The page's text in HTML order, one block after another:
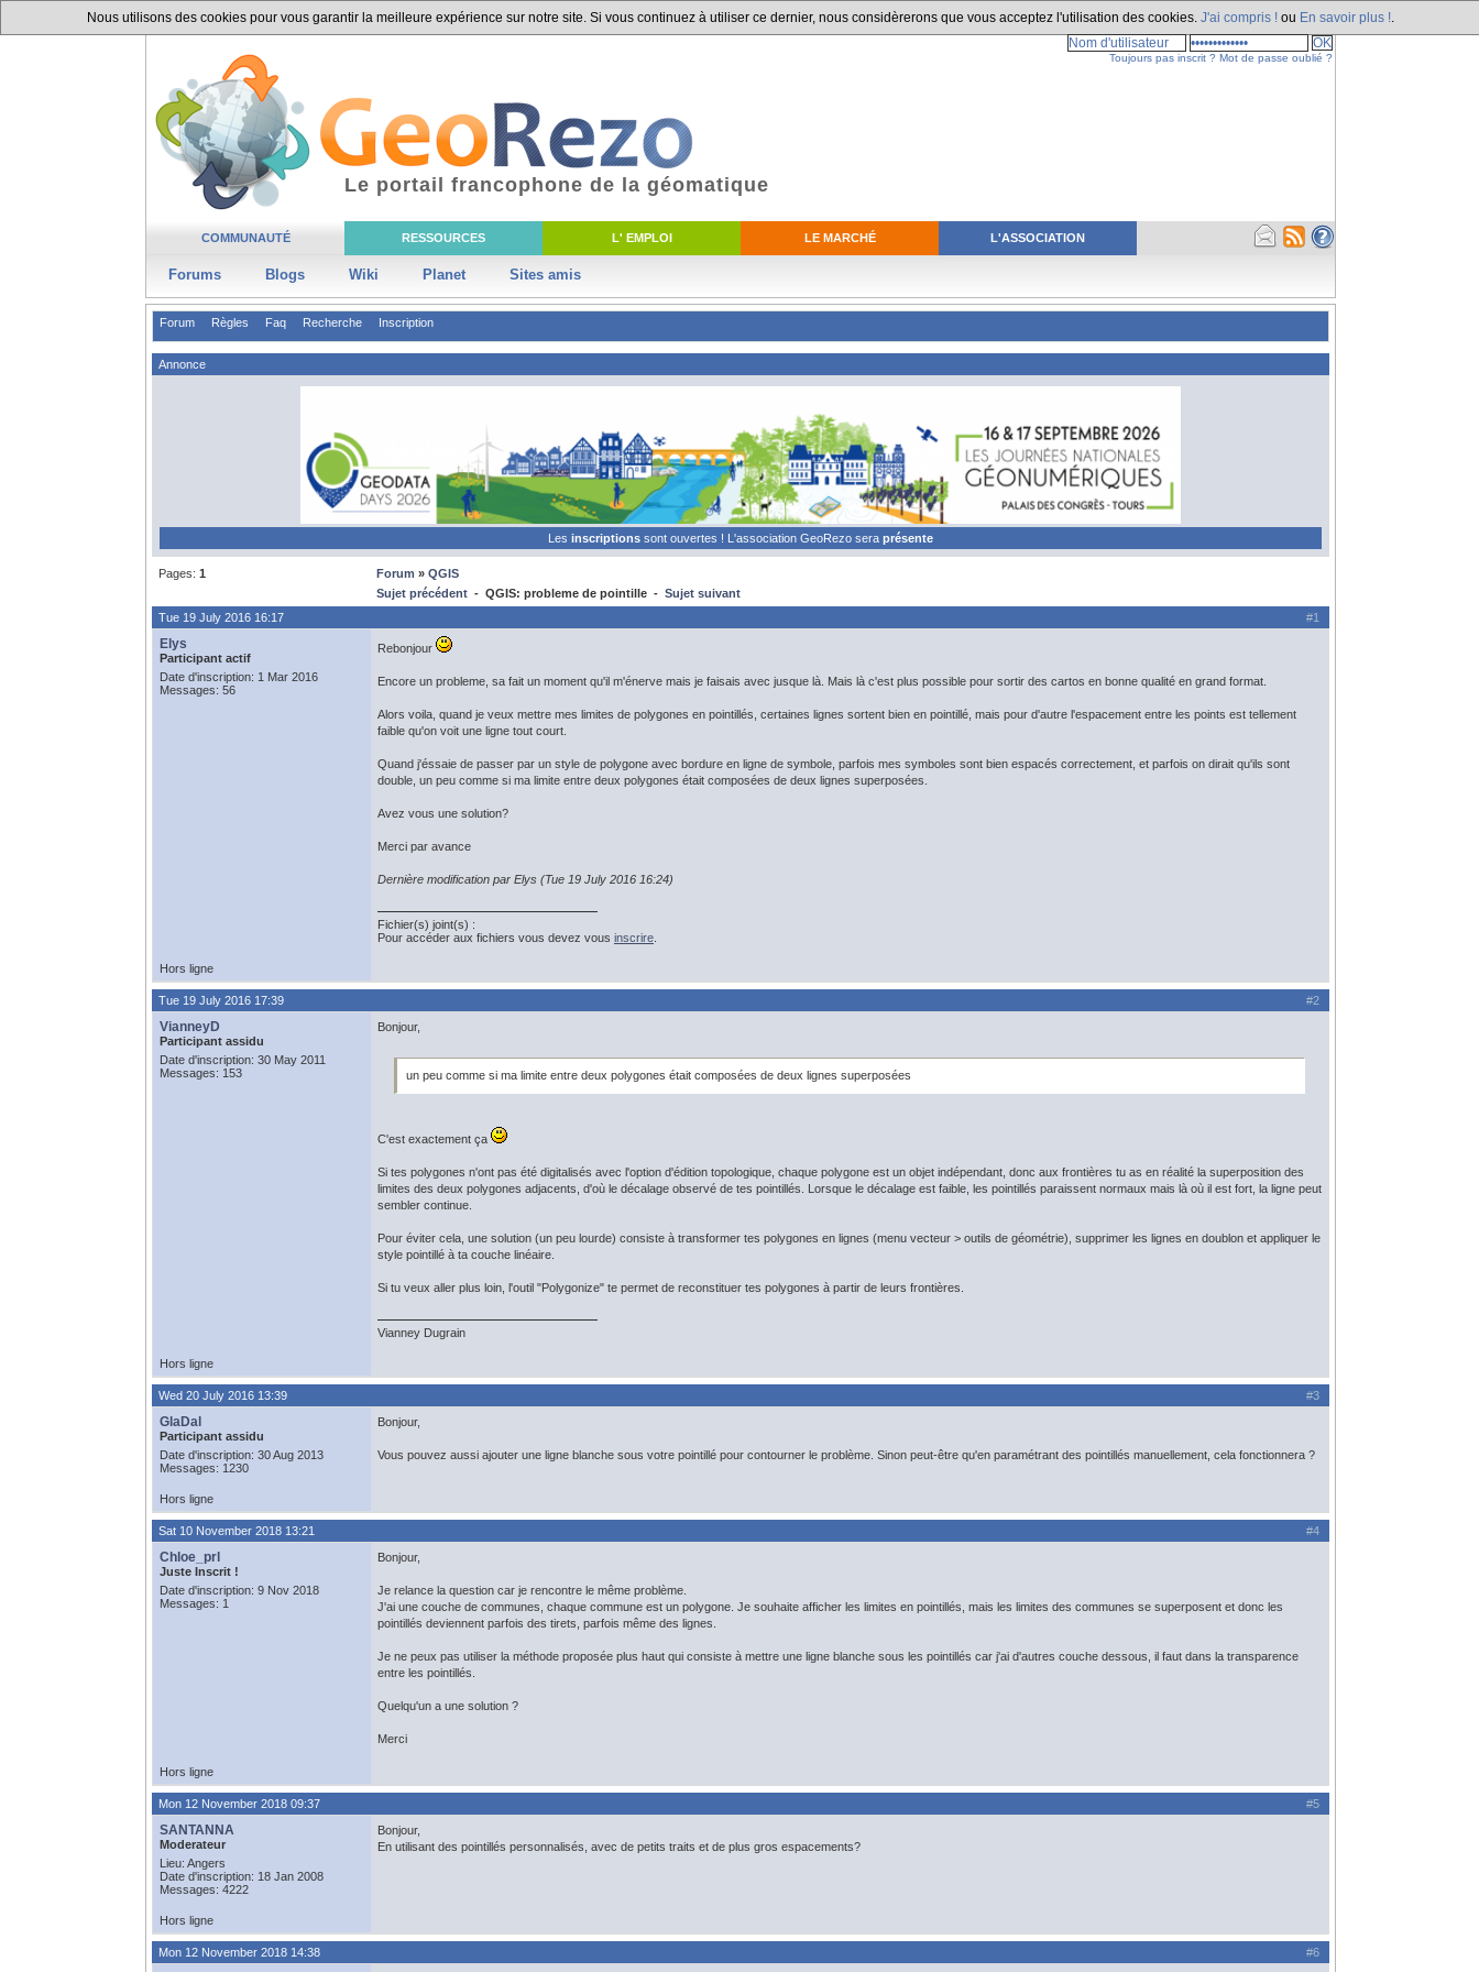
Nous utilisons des cookies pour vous garantir la meilleure expérience sur notre site. Si vous continuez à utiliser ce dernier, nous considèrerons que vous acceptez l'utilisation des cookies. J'ai compris ! ou En savoir plus !
COMMUNAUTÉ RESSOURCES L' EMPLOI LE MARCHÉ L'ASSOCIATION
Forums Blogs Wiki Planet Sites amis
Le portail francophone de la géomatique
Toujours pas inscrit ? Mot de passe oublié ?
Forum Règles Faq Recherche Inscription
Annonce
Les inscriptions sont ouvertes ! L'association GeoRezo sera présente
Pages: 1 Forum » QGIS
Sujet précédent - QGIS: probleme de pointille - Sujet suivant
#1
Tue 19 July 2016 16:17
Elys
Participant actif
Date d'inscription: 1 Mar 2016
Messages: 56
Rebonjour
Encore un probleme, sa fait un moment qu'il m'énerve mais je faisais avec jusque là. Mais là c'est plus possible pour sortir des cartos en bonne qualité en grand format.
Alors voila, quand je veux mettre mes limites de polygones en pointillés, certaines lignes sortent bien en pointillé, mais pour d'autre l'espacement entre les points est tellement
faible qu'on voit une ligne tout court.
Quand j'éssaie de passer par un style de polygone avec bordure en ligne de symbole, parfois mes symboles sont bien espacés correctement, et parfois on dirait qu'ils sont
double, un peu comme si ma limite entre deux polygones était composées de deux lignes superposées.
Avez vous une solution?
Merci par avance
Dernière modification par Elys (Tue 19 July 2016 16:24)
Fichier(s) joint(s) :
Pour accéder aux fichiers vous devez vous inscrire
Hors ligne
#2
Tue 19 July 2016 17:39
VianneyD
Participant assidu
Date d'inscription: 30 May 2011
Messages: 153
Bonjour,
un peu comme si ma limite entre deux polygones était composées de deux lignes superposées
C'est exactement ça
Si tes polygones n'ont pas été digitalisés avec l'option d'édition topologique, chaque polygone est un objet indépendant, donc aux frontières tu as en réalité la superposition des
limites des deux polygones adjacents, d'où le décalage observé de tes pointillés. Lorsque le décalage est faible, les pointillés paraissent normaux mais là où il est fort, la ligne peut
sembler continue.
Pour éviter cela, une solution (un peu lourde) consiste à transformer tes polygones en lignes (menu vecteur > outils de géométrie), supprimer les lignes en doublon et appliquer le
style pointillé à ta couche linéaire.
Si tu veux aller plus loin, l'outil "Polygonize" te permet de reconstituer tes polygones à partir de leurs frontières.
Vianney Dugrain
Hors ligne
#3
Wed 20 July 2016 13:39
GlaDal
Participant assidu
Date d'inscription: 30 Aug 2013
Messages: 1230
Bonjour,
Vous pouvez aussi ajouter une ligne blanche sous votre pointillé pour contourner le problème. Sinon peut-être qu'en paramétrant des pointillés manuellement, cela fonctionnera ?
Hors ligne
#4
Sat 10 November 2018 13:21
Chloe_prl
Juste Inscrit !
Date d'inscription: 9 Nov 2018
Messages: 1
Bonjour,
Je relance la question car je rencontre le même problème.
J'ai une couche de communes, chaque commune est un polygone. Je souhaite afficher les limites en pointillés, mais les limites des communes se superposent et donc les
pointillés deviennent parfois des tirets, parfois même des lignes.
Je ne peux pas utiliser la méthode proposée plus haut qui consiste à mettre une ligne blanche sous les pointillés car j'ai d'autres couche dessous, il faut dans la transparence
entre les pointillés.
Quelqu'un a une solution ?
Merci
Hors ligne
#5
Mon 12 November 2018 09:37
SANTANNA
Moderateur
Lieu: Angers
Date d'inscription: 18 Jan 2008
Messages: 4222
Bonjour,
En utilisant des pointillés personnalisés, avec de petits traits et de plus gros espacements?
Hors ligne
#6
Mon 12 November 2018 14:38